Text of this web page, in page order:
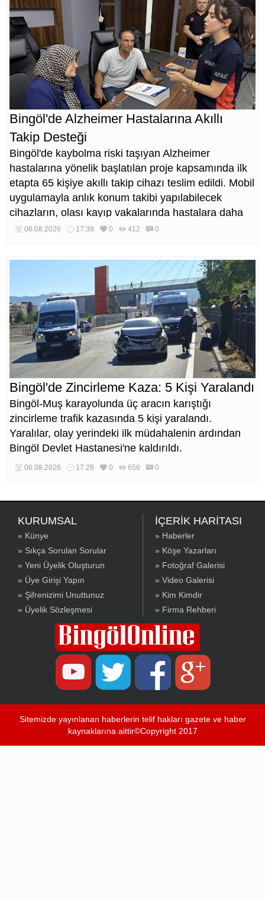
Bingöl'de Alzheimer Hastalarına Akıllı
Takip Desteği
Bingöl'de kaybolma riski taşıyan Alzheimer
hastalarına yönelik başlatılan proje kapsamında ilk
etapta 65 kişiye akıllı takip cihazı teslim edildi. Mobil
uygulamayla anlık konum takibi yapılabilecek
cihazların, olası kayıp vakalarında hastalara daha
kısa sürede ulaşılmasını sağlaması hedefleniyor.
06.08.2026 17:39 0 412 0
Bingöl'de Zincirleme Kaza: 5 Kişi Yaralandı
Bingöl-Muş karayolunda üç aracın karıştığı
zincirleme trafik kazasında 5 kişi yaralandı.
Yaralılar, olay yerindeki ilk müdahalenin ardından
Bingöl Devlet Hastanesi'ne kaldırıldı.
06.08.2026 17:28 0 656 0
KURUMSAL
» Künye
» Sıkça Sorulan Sorular
» Yeni Üyelik Oluşturun
» Üye Girişi Yapın
» Şifrenizimi Unuttunuz
» Üyelik Sözleşmesi
İÇERİK HARİTASI
» Haberler
» Köşe Yazarları
» Fotoğraf Galerisi
» Video Galerisi
» Kim Kimdir
» Firma Rehberi
Sitemizde yayınlanan haberlerin telif hakları gazete ve haber
kaynaklarına aittir©Copyright 2017